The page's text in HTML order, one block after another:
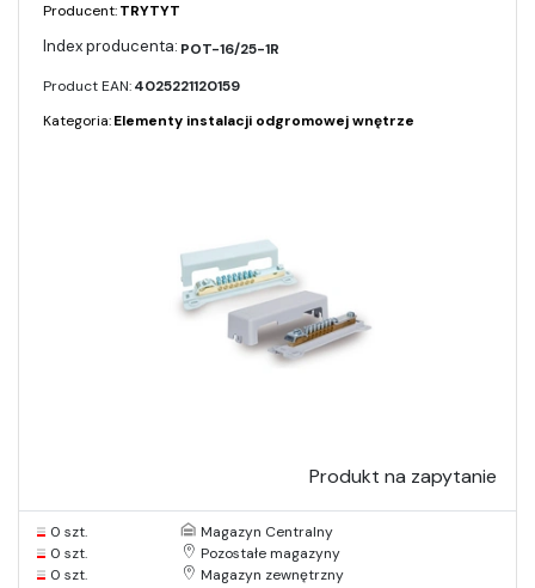
Producent:TRYTYT
POT-16/25-1R
Product EAN:4025221120159
Kategoria:Elementy instalacji odgromowej wnętrze
Produkt na zapytanie
0 szt.
Magazyn Centralny
0 szt.
Pozostałe magazyny
0 szt.
Magazyn zewnętrzny